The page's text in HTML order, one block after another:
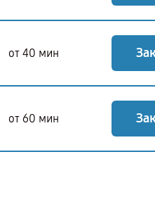
от 40 мин
от 60 мин